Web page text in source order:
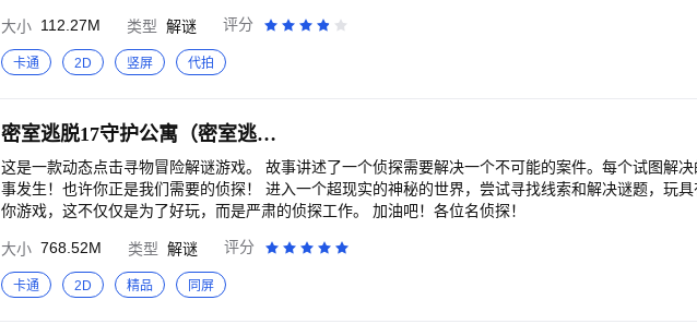
大小 112.27M 类型 解谜 评分
卡通 2D 竖屏 代拍
密室逃脱17守护公寓（密室逃脱剧情解谜）
这是一款动态点击寻物冒险解谜游戏。 故事讲述了一个侦探需要解决一个不可能的案件。每个试图解
事发生！也许你正是我们需要的侦探！ 进入一个超现实的神秘的世界，尝试寻找线索和解决谜题，玩
你游戏，这不仅仅是为了好玩，而是严肃的侦探工作。 加油吧！各位名侦探！
大小 768.52M 类型 解谜 评分
卡通 2D 精品 同屏